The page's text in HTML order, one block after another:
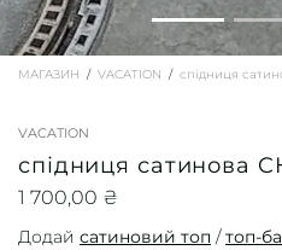
МАГАЗИН VACATION спідниця
VACATION
спідниця сатинова
1 700,00 ₴
Додай сатиновий топ /топ-